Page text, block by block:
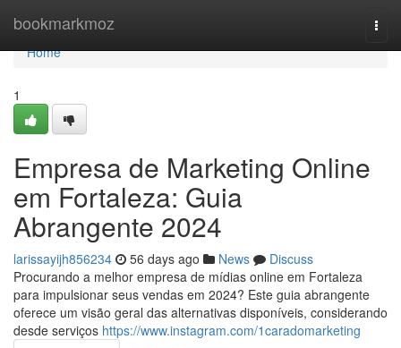
bookmarkmoz
Home
Home
1
Empresa de Marketing Online
em Fortaleza: Guia
Abrangente 2024
larissayijh856234 56 days ago News
Discuss
Procurando a melhor empresa de mídias online em Fortaleza
para impulsionar seus vendas em 2024? Este guia abrangente
oferece um visão geral das alternativas disponíveis, considerando
desde serviços https://www.instagram.com/1caradomarketing